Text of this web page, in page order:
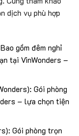
dịch vụ phù hợp
gồm đêm nghỉ
tại VinWonders –
Gói phòng
– lựa chọn tiện
Gói phòng trọn